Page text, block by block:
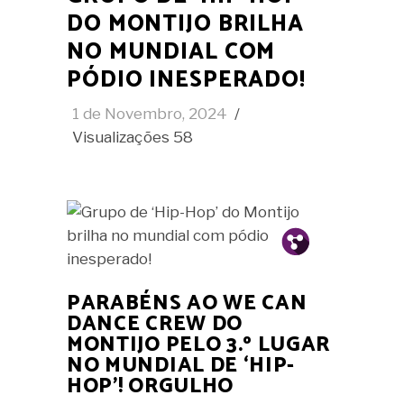
DO MONTIJO BRILHA
NO MUNDIAL COM
PÓDIO INESPERADO!
1 de Novembro, 2024
Visualizações 58
Fb.
Pin.
PARABÉNS AO WE CAN
DANCE CREW DO
MONTIJO PELO 3.º LUGAR
NO MUNDIAL DE ‘HIP-
HOP’! ORGULHO